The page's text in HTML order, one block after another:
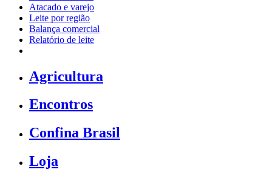
Atacado e varejo
Leite por região
Balança comercial
Relatório de leite
Agricultura
Encontros
Confina Brasil
Loja